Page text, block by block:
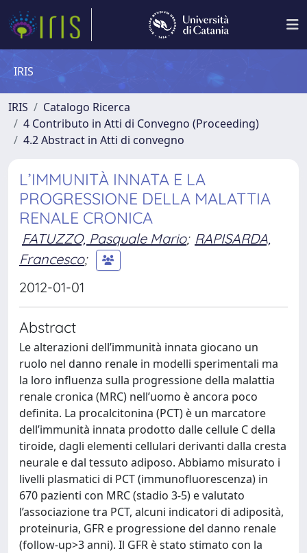
IRIS
IRIS
Catalogo Ricerca
4 Contributo in Atti di Convegno (Proceeding)
4.2 Abstract in Atti di convegno
L’IMMUNITÀ INNATA E LA
PROGRESSIONE DELLA MALATTIA
RENALE CRONICA
FATUZZO, Pasquale Mario; RAPISARDA,
Francesco;
2012-01-01
Abstract
Le alterazioni dell’immunità innata giocano un
ruolo nel danno renale in modelli sperimentali ma
la loro influenza sulla progressione della malattia
renale cronica (MRC) nell’uomo è ancora poco
definita. La procalcitonina (PCT) è un marcatore
dell’immunità innata prodotto dalle cellule C della
tiroide, dagli elementi cellulari derivanti dalla cresta
neurale e dal tessuto adiposo. Abbiamo misurato i
livelli plasmatici di PCT (immunofluorescenza) in
670 pazienti con MRC (stadio 3-5) e valutato
l’associazione tra PCT, alcuni indicatori di adiposità,
proteinuria, GFR e progressione del danno renale
(follow-up>3 anni). Il GFR è stato stimato con la